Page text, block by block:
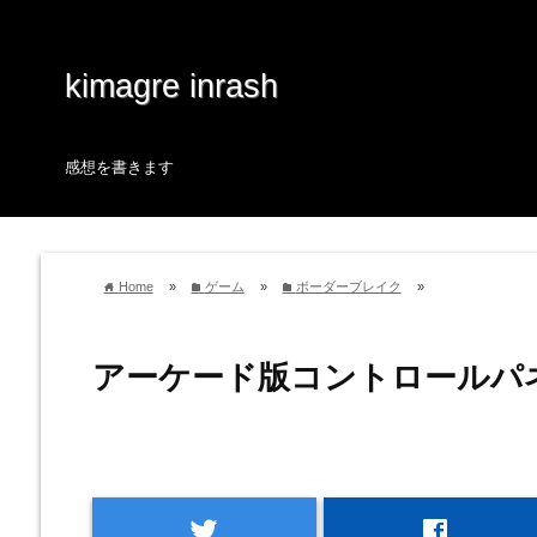
kimagre inrash
感想を書きます
home Home » folder ゲーム » folder ボーダーブレイク »
アーケード版コントロール